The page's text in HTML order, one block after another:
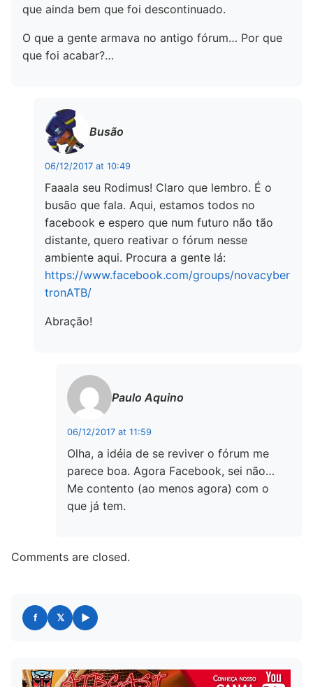
que ainda bem que foi descontinuado.
O que a gente armava no antigo fórum… Por que
que foi acabar?…
Busão
06/12/2017 at 10:49
Faaala seu Rodimus! Claro que lembro. É o
busão que fala. Aqui, estamos todos no
facebook e espero que num futuro não tão
distante, quero reativar o fórum nesse
ambiente aqui. Procura a gente lá:
https://www.facebook.com/groups/novacyber
tronATB/
Abração!
Paulo Aquino
06/12/2017 at 11:59
Olha, a idéia de se reviver o fórum me
parece boa. Agora Facebook, sei não…
Me contento (ao menos agora) com o
que já tem.
Comments are closed.